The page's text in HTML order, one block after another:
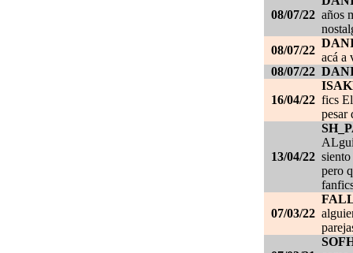
08/07/22 años
08/07/22
acá a
08/07/22
16/04/22 fics
pesar
13/04/22
pero
07/03/22